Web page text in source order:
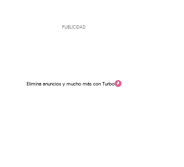
PUBLICIDAD
Elimina anuncios y mucho más con Turbo